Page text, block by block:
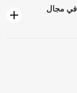
في مجال